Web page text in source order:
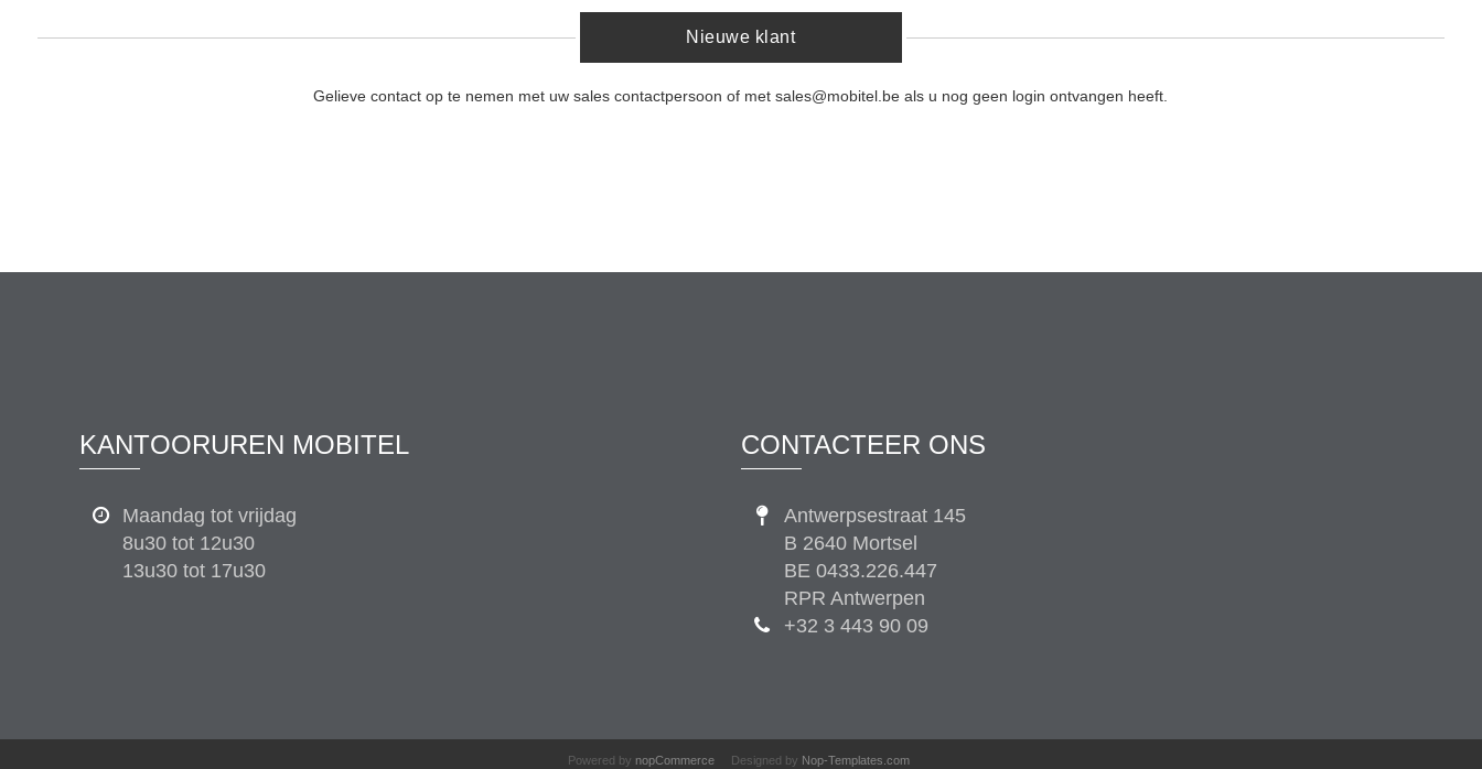
Nieuwe klant
Gelieve contact op te nemen met uw sales contactpersoon of met sales@mobitel.be als u nog geen login ontvangen heeft.
KANTOORUREN MOBITEL
Maandag tot vrijdag
8u30 tot 12u30
13u30 tot 17u30
CONTACTEER ONS
Antwerpsestraat 145
B 2640 Mortsel
BE 0433.226.447
RPR Antwerpen
+32 3 443 90 09
Powered by nopCommerce Designed by Nop-Templates.com